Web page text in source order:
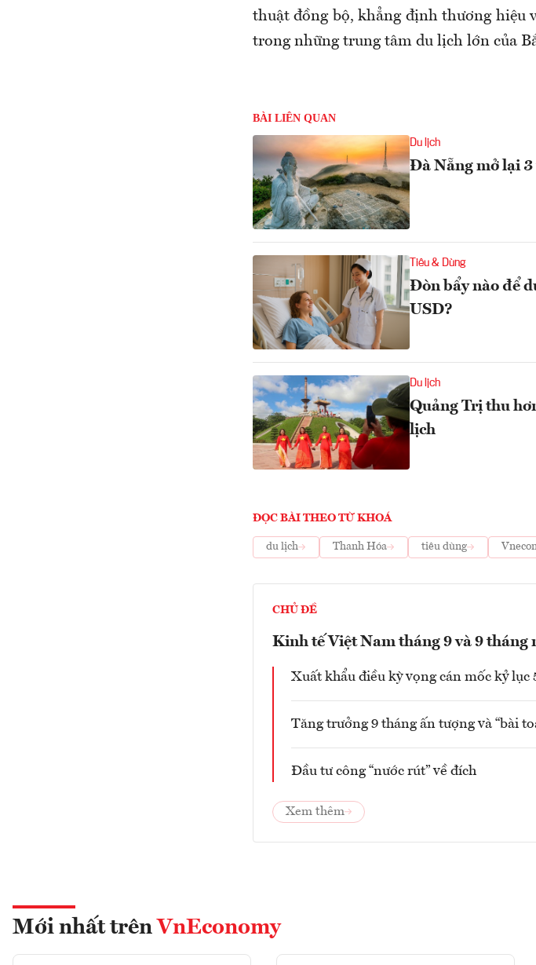
thuật đồng bộ, khẳng định thương hiệu
trong những trung tâm du lịch lớn của
BÀI LIÊN QUAN
Du lịch
Đà Nẵng mở lại 3
Tiêu & Dùng
Đòn bẩy nào để
USD?
Du lịch
Quảng Trị thu
lịch
ĐỌC BÀI THEO TỪ KHOÁ
du lịch Thanh Hóa tiêu dùng
CHỦ ĐỀ
Kinh tế Việt Nam tháng 9 và 9 tháng
Xuất khẩu điều kỳ vọng cán mốc kỷ lục
Tăng trưởng 9 tháng ấn tượng và “bài
Đầu tư công “nước rút” về đích
Xem thêm
Mới nhất trên VnEconomy